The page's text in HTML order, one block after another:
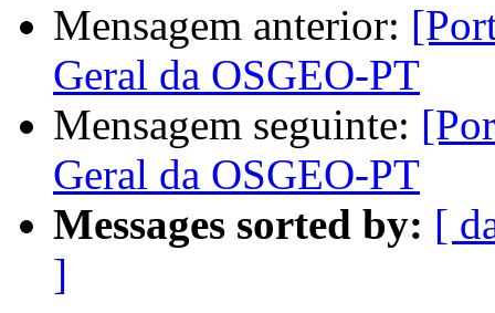
Mensagem anterior:
Geral da OSGEO-PT
Mensagem seguinte:
Geral da OSGEO-PT
Messages sorted by: [
]